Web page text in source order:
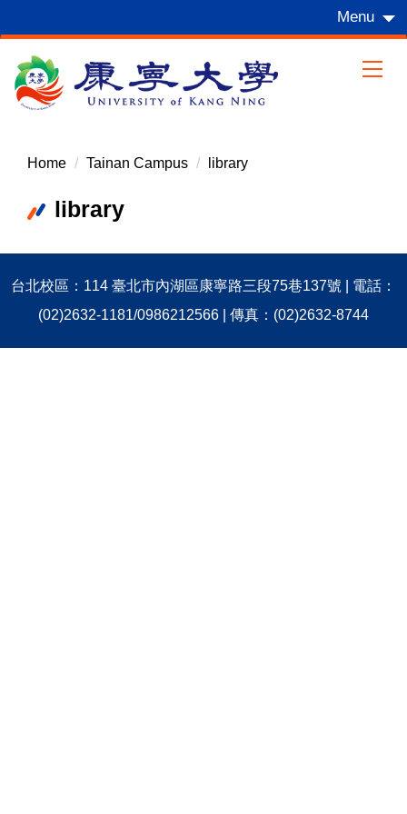
to
main
content
Menu
Home Tainan Campus library
library
台北校區：114 臺北市內湖區康寧路三段75巷137號 | 電話：
(02)2632-1181/0986212566 | 傳真：(02)2632-8744